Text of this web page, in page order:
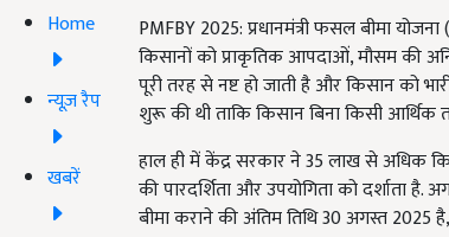
Home
न्यूज़ रैप
खबरें
PMFBY 2025: प्रधानमंत्री फसल बीमा
किसानों को प्राकृतिक आपदाओं, मौसम की
पूरी तरह से नष्ट हो जाती है और किसान को
शुरू की थी ताकि किसान बिना किसी
हाल ही में केंद्र सरकार ने 35 लाख से अधिक
की पारदर्शिता और उपयोगिता को दर्शाता
बीमा कराने की अंतिम तिथि 30 अगस्त